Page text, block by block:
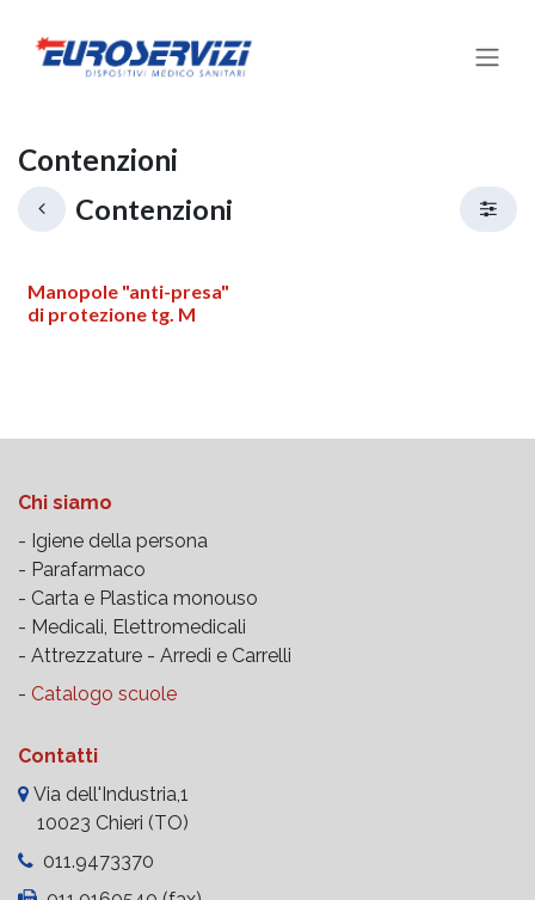
Contenzioni
Contenzioni
Manopole "anti-presa"
di protezione tg. M
Chi siamo
- Igiene della persona
- Parafarmaco
- Carta e Plastica monouso
- Medicali, Elettromedicali
- Attrezzature - Arredi e Carrelli
- Catalogo scuole
Contatti
Via dell'Industria,1
10023 Chieri (TO)
011.9473370